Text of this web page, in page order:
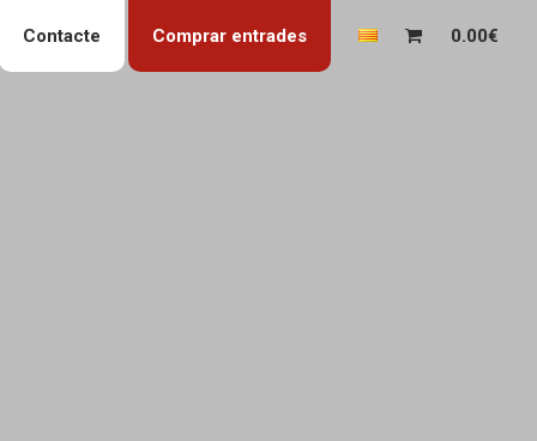
Contacte Comprar entrades 0.00€